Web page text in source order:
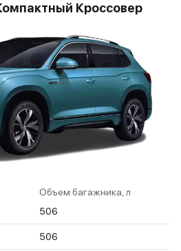
Кроссовер
Объем багажника, л
506
506